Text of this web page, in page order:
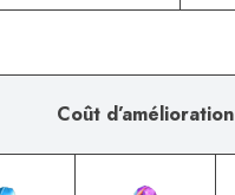
Coût d’amélioration